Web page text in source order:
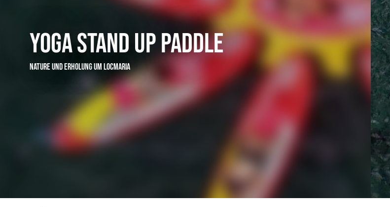
Yoga stand up paddle
NATURE UND ERHOLUNGUM LOCMARIA